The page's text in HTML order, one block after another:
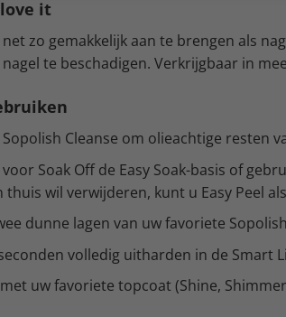
it
zo gemakkelijk aan te brengen als
te beschadigen. Verkrijgbaar in
Cleanse om olieachtige resten
Soak Off de Easy Soak-basis of
thuis wil verwijderen, kunt u Easy Peel
dunne lagen van uw favoriete
volledig uitharden in de Smart
uw favoriete topcoat (Shine,